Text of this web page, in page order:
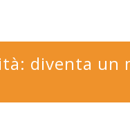
diventa un